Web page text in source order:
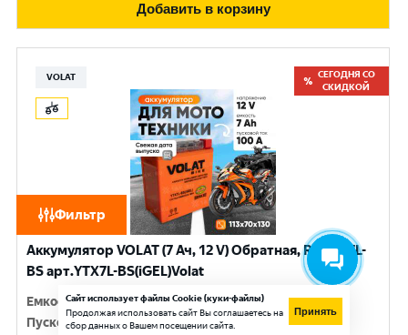
Фильтр
Добавить в корзину
VOLAT
СЕГОДНЯ СО
СКИДКОЙ
Аккумулятор VOLAT (7 Ач, 12 V) Обратная, R+ YTX7L-
BS арт.YTX7L-BS(iGEL)Volat
Емкость:7 Ач
Пусковой ток:100 A
Сайт использует файлы Cookie (куки-файлы)
Продолжая использовать сайт Вы соглашаетесь на
сбор данных о Вашем посещении сайта.
Принять